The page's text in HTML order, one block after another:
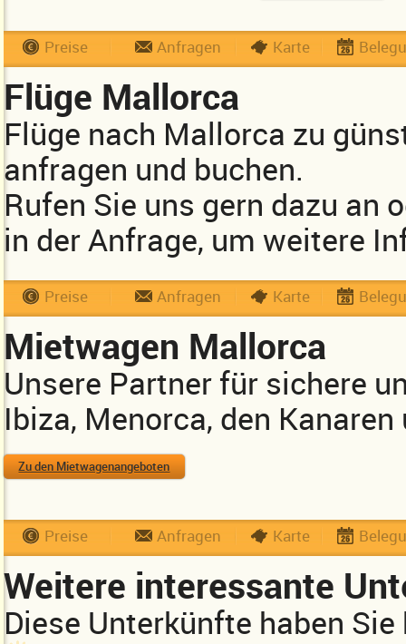
Preise Anfragen Karte
Flüge Mallorca
Flüge nach Mallorca zu
anfragen und buchen.
Rufen Sie uns gern dazu an
in der Anfrage, um weitere
Preise Anfragen Karte
Mietwagen Mallorca
Unsere Partner für sichere
Ibiza, Menorca, den
Zu den Mietwagenangeboten
Preise Anfragen Karte
Weitere interessante
Diese Unterkünfte haben